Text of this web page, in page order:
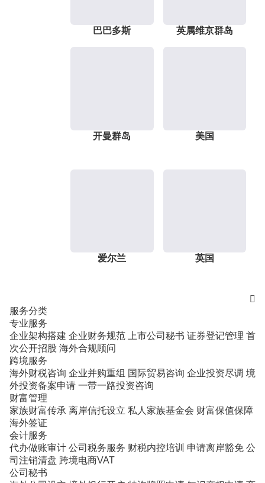
巴巴多斯 英属维京群岛
开曼群岛 美国
爱尔兰 英国

服务分类
专业服务
企业架构搭建 企业财务规范 上市公司秘书 证券登记管理 首
次公开招股 海外合规顾问
跨境服务
海外财税咨询 企业并购重组 国际贸易咨询 企业投资尽调 境
外投资备案申请 一带一路投资咨询
财富管理
家族财富传承 离岸信托设立 私人家族基金会 财富保值保障
海外签证
会计服务
代办做账审计 公司税务服务 财税内控培训 申请离岸豁免 公
司注销清盘 跨境电商VAT
公司秘书